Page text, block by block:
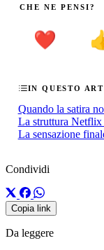
CHE NE PENSI?
❤️
IN QUESTO
Quando la satira
La struttura Netflix
La sensazione
Condividi
Copia link
Da leggere